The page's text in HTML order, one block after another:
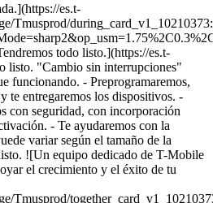
es.t-
Tmusprod/
todo listo.](https://es.t-
listo. "Cambio sin interrupciones"
funcionando. - Preprogramaremos,
te entregaremos los dispositivos. -
con seguridad, con incorporación
- Te ayudaremos con la
variar según el tamaño de la
![Un equipo dedicado de T-Mobile
el crecimiento y el éxito de tu
Tmusprod/